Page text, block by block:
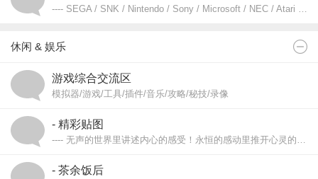
---- SEGA / SNK / Nintendo / Sony / Microsoft / NEC / Atari / Coleco / Mattel / 3DO / Philips / Computer Systems / Arcade / Medleys / Piano
休闲 & 娱乐
游戏综合交流区
模拟器/游戏/工具/插件/音乐/攻略/秘技/录像
- [模拟音乐][MIDI][ReMix] 模拟游戏相关的原始音乐、原声OST、MP3 ReMix、MIDI 铃声等
- [攻略秘技心得讨论/模拟录像全程攻略]打造属于玩家自已的游戏过程，属于玩家自已的游戏的风格。游戏全程录像可以做为最形象的游戏攻略。欢迎高手们分享自已的作品。
- 精彩贴图
---- 无声的世界里讲述内心的感受！永恒的感动里推开心灵的窗户！
- 茶余饭后